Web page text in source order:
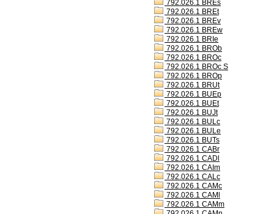
792.026.1 BREs
792.026.1 BREt
792.026.1 BREv
792.026.1 BREw
792.026.1 BRIe
792.026.1 BROb
792.026.1 BROc
792.026.1 BROc S
792.026.1 BROp
792.026.1 BRUt
792.026.1 BUEp
792.026.1 BUEt
792.026.1 BUJt
792.026.1 BULc
792.026.1 BULe
792.026.1 BUTs
792.026.1 CABr
792.026.1 CADl
792.026.1 CAIm
792.026.1 CALc
792.026.1 CAMc
792.026.1 CAMl
792.026.1 CAMm